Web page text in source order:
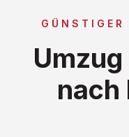
GÜNSTIGER
nach